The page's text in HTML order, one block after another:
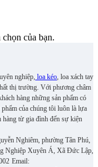
của bạn.
nghiệp, loa kéo, loa xách tay
thị trường. Với phương châm
hàng những sản phẩm có
phẩm của chúng tôi luôn là lựa
hàng từ gia đình đến sự kiện
Nghiêm, phường Tân Phú,
Nghiệp Xuyên Á, Xã Đức Lập,
Email: